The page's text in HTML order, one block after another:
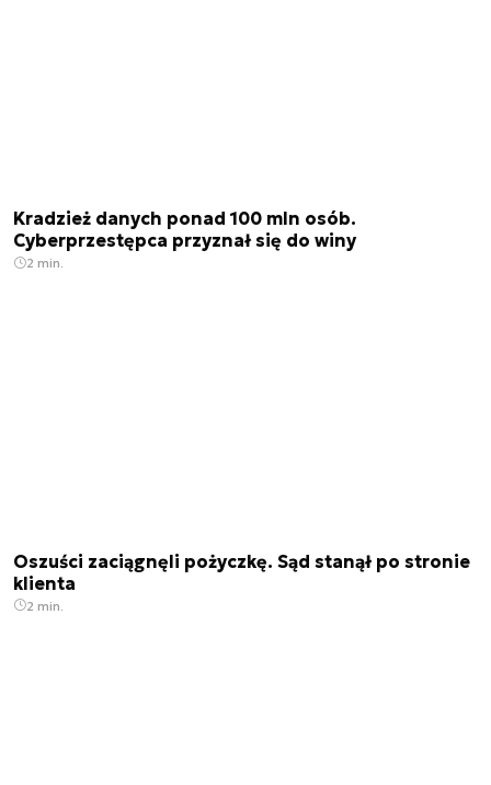
Kradzież danych ponad 100 mln osób.
Cyberprzestępca przyznał się do winy
2 min.
Oszuści zaciągnęli pożyczkę. Sąd stanął po stronie
klienta
2 min.